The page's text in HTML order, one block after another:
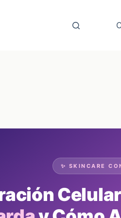
✨ SKINCARE